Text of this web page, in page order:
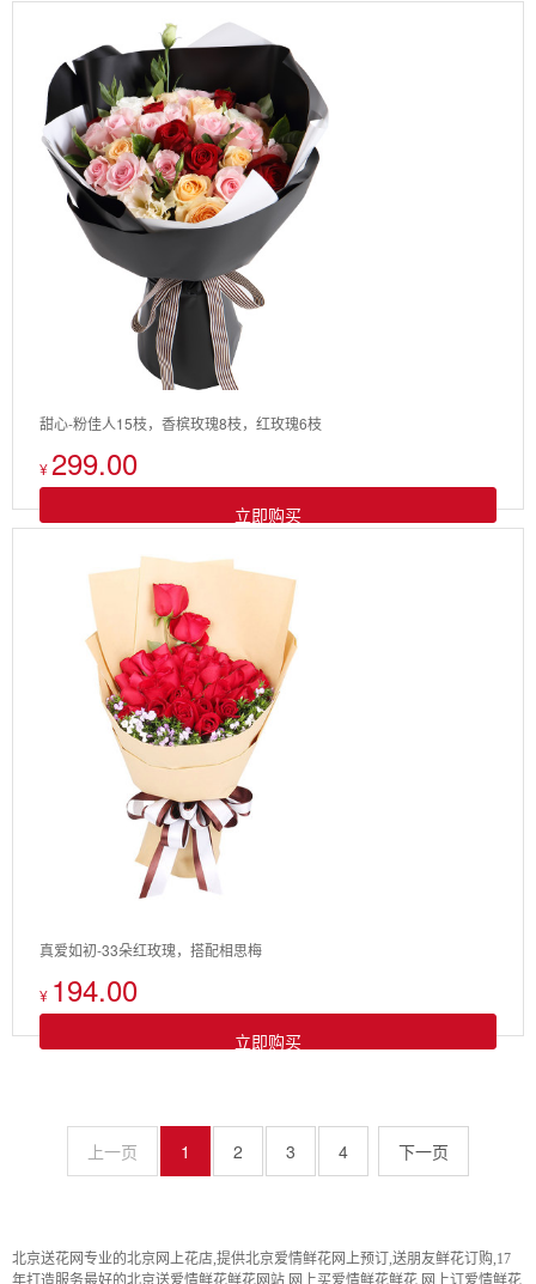
甜心-粉佳人15枝，香槟玫瑰8枝，红玫瑰6枝
¥299.00
立即购买
真爱如初-33朵红玫瑰，搭配相思梅
¥ 194.00
立即购买
上一页 1 2 3 4
北京送花网专业的北京网上花店,提供北京爱情鲜花网上预订,送朋友鲜花订购,17
年打造服务最好的北京送爱情鲜花鲜花网站,网上买爱情鲜花鲜花,网上订爱情鲜花